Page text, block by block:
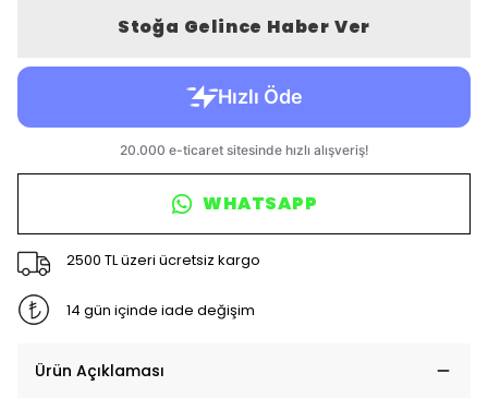
Stoğa Gelince Haber Ver
WHATSAPP
2500 TL üzeri ücretsiz kargo
14 gün içinde iade değişim
Ürün Açıklaması